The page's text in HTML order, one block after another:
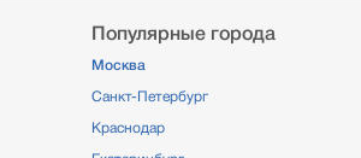
Популярные города
Москва
Санкт-Петербург
Краснодар